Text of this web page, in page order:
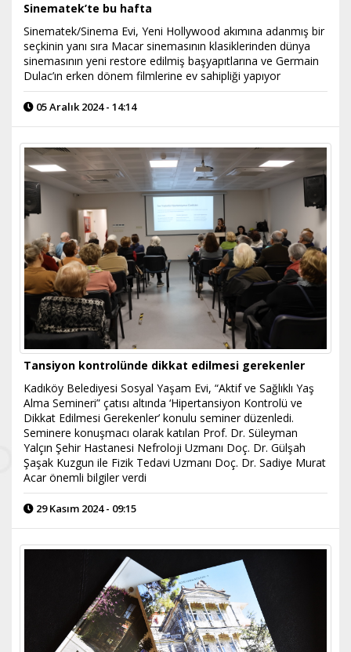
Sinematek’te bu hafta
Sinematek/Sinema Evi, Yeni Hollywood akımına adanmış bir
seçkinin yanı sıra Macar sinemasının klasiklerinden dünya
sinemasının yeni restore edilmiş başyapıtlarına ve Germain
Dulac’ın erken dönem filmlerine ev sahipliği yapıyor
05 Aralık 2024 - 14:14
Tansiyon kontrolünde dikkat edilmesi gerekenler
Kadıköy Belediyesi Sosyal Yaşam Evi, “Aktif ve Sağlıklı Yaş
Alma Semineri” çatısı altında ‘Hipertansiyon Kontrolü ve
Dikkat Edilmesi Gerekenler’ konulu seminer düzenledi.
Seminere konuşmacı olarak katılan Prof. Dr. Süleyman
Yalçın Şehir Hastanesi Nefroloji Uzmanı Doç. Dr. Gülşah
Şaşak Kuzgun ile Fizik Tedavi Uzmanı Doç. Dr. Sadiye Murat
Acar önemli bilgiler verdi
29 Kasım 2024 - 09:15